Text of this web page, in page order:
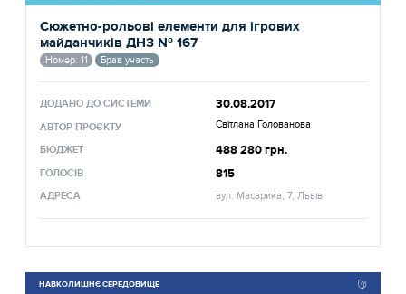
Сюжетно-рольові елементи для ігрових
майданчиків ДНЗ № 167
Номер: 11 Брав участь
ДОДАНО ДО СИСТЕМИ 30.08.2017
АВТОР ПРОЄКТУ Світлана Голованова
БЮДЖЕТ 488 280 грн.
ГОЛОСІВ 815
АДРЕСА вул. Масарика, 7, Львів
НАВКОЛИШНЄ СЕРЕДОВИЩЕ